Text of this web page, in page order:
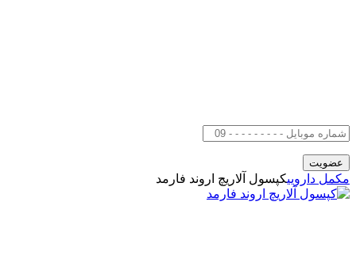
مکمل داروییکپسول آلاریچ اروند فارمد